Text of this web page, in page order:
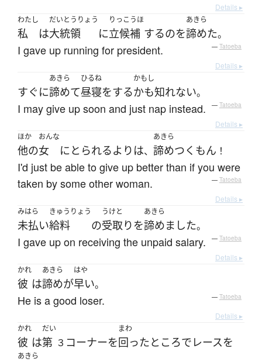
Details ▸
わたし
私 は
だいとうりょう
大統領 に
りっこうほ
立候補 するのを
あきら
諦めた。
I gave up running for president. — Tatoeba
Details ▸
すぐに
あきら
諦めて
ひるね
昼寝をする
かもし
かも知れない。
I may give up soon and just nap instead. — Tatoeba
Details ▸
ほか
他の
おんな
女 にとられるより は、
あきら
諦めつく もん ！
I'd just be able to give up better than if you were
taken by some other woman.
— Tatoeba
Details ▸
みはら
未払い
きゅうりょう
給料 の
うけと
受取り を
あきら
諦めました。
I gave up on receiving the unpaid salary. — Tatoeba
Details ▸
かれ
彼 は
あきら
諦めが
はや
早い。
He is a good loser. — Tatoeba
Details ▸
かれ
彼 は
だい
第 ３ コーナーを
まわ
回ったところで レースを
あきら